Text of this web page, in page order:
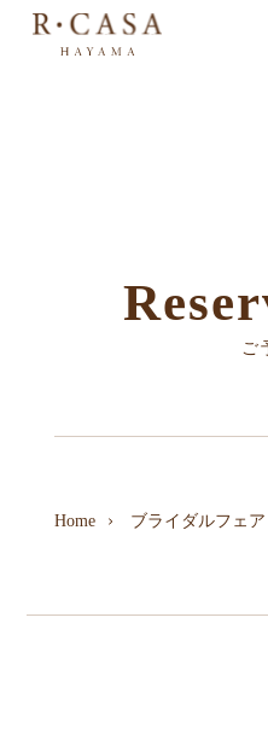
ご
Home ブライダルフェア